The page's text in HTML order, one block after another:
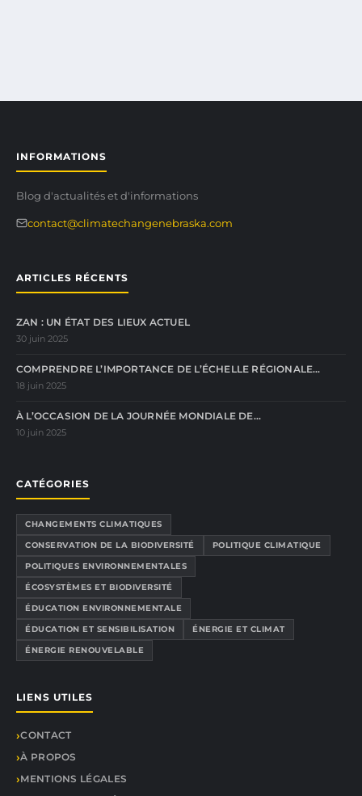
INFORMATIONS
Blog d'actualités et d'informations
contact@climatechangenebraska.com
ARTICLES RÉCENTS
ZAN : UN ÉTAT DES LIEUX ACTUEL
30 juin 2025
COMPRENDRE L’IMPORTANCE DE L’ÉCHELLE RÉGIONALE…
18 juin 2025
À L’OCCASION DE LA JOURNÉE MONDIALE DE…
10 juin 2025
CATÉGORIES
CHANGEMENTS CLIMATIQUES
CONSERVATION DE LA BIODIVERSITÉ
POLITIQUE CLIMATIQUE
POLITIQUES ENVIRONNEMENTALES
ÉCOSYSTÈMES ET BIODIVERSITÉ
ÉDUCATION ENVIRONNEMENTALE
ÉDUCATION ET SENSIBILISATION
ÉNERGIE ET CLIMAT
ÉNERGIE RENOUVELABLE
LIENS UTILES
CONTACT
À PROPOS
MENTIONS LÉGALES